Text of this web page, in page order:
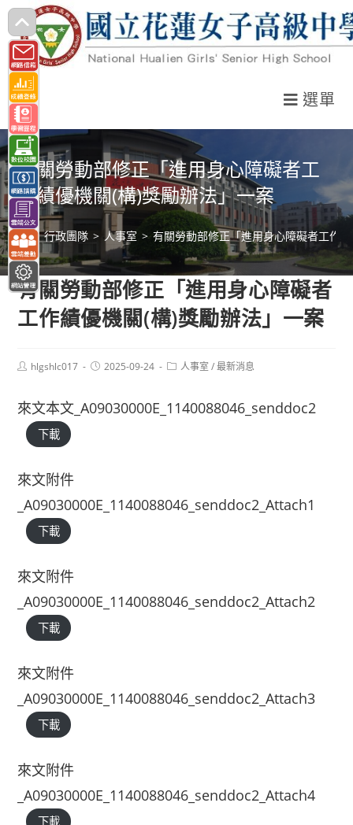
跳
轉
至
主
要
內
容
選單
有關勞動部修正「進用身心障礙者工
作績優機關(構)獎勵辦法」一案
> 行政團隊 > 人事室 > 有關勞動部修正「進用身心障礙者工作
有關勞動部修正「進用身心障礙者
工作績優機關(構)獎勵辦法」一案
Posthlgshlc017
Post2025-09-24
Post人事室 / 最新消息
來文本文_A09030000E_1140088046_senddoc2
下載
來文附件
_A09030000E_1140088046_senddoc2_Attach1
下載
來文附件
_A09030000E_1140088046_senddoc2_Attach2
下載
來文附件
_A09030000E_1140088046_senddoc2_Attach3
下載
來文附件
_A09030000E_1140088046_senddoc2_Attach4
下載